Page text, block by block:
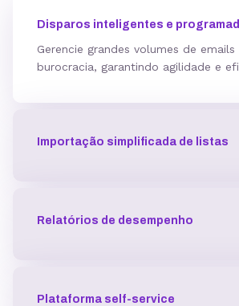
Disparos inteligentes e
Gerencie grandes volumes de emails
burocracia, garantindo agilidade e
Importação simplificada de listas
Relatórios de desempenho
Plataforma self-service